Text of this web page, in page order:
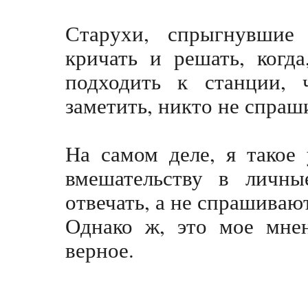
Старухи,
кричать и решать,
подходить к станции,
заметить, никто не
На самом деле, я
вмешательству в
отвечать, а не
Однако ж, это мое
верное.